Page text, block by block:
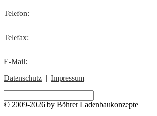
Telefon:
Telefax:
E-Mail:
Datenschutz | Impressum
© 2009-2026 by Böhrer Ladenbaukonzepte